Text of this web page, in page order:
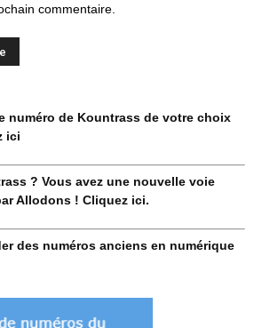
commentaire.
numéro de Kountrass de votre choix
ici
? Vous avez une nouvelle voie
Allodons ! Cliquez ici.
des numéros anciens en numérique